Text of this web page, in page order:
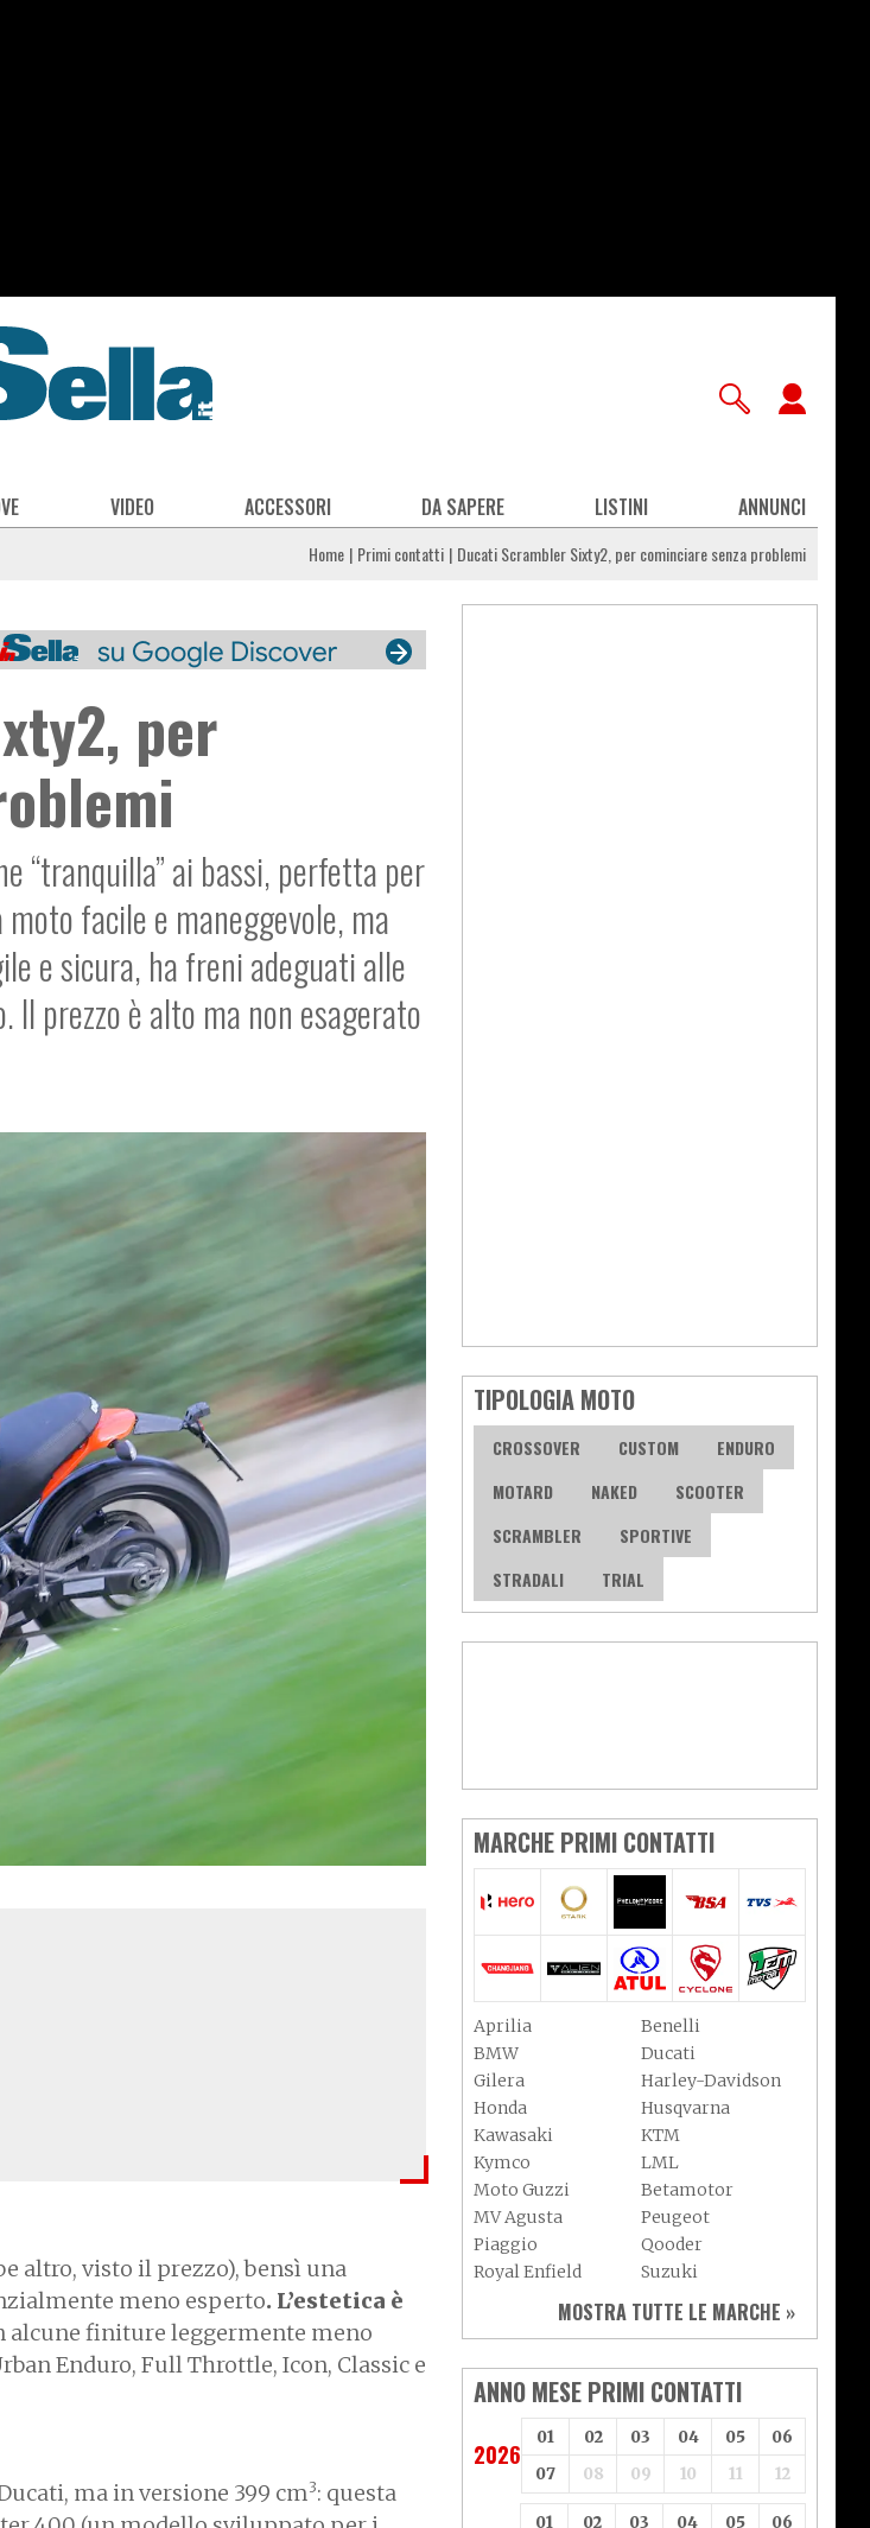
VIDEO ACCESSORI DA SAPERE LISTINI ANNUNCI
Home Primi contatti Ducati Scrambler Sixty2, per cominciare senza problemi
per
“tranquilla” ai bassi, perfetta per
facile e maneggevole, ma
e sicura, ha freni adeguati alle
Il prezzo è alto ma non esagerato
altro, visto il prezzo), bensì una
meno esperto. L’estetica è
alcune finiture leggermente meno
Enduro, Full Throttle, Icon, Classic e
ma in versione 399 cm3: questa
TIPOLOGIA MOTO
CROSSOVER CUSTOM
ENDURO
MOTARD
NAKED
SCOOTER
SCRAMBLER
SPORTIVE
STRADALI
TRIAL
MARCHE PRIMI CONTATTI
Aprilia
Benelli
BMW
Ducati
Gilera
Harley-Davidson
Honda
Husqvarna
Kawasaki
KTM
Kymco
LML
Moto Guzzi
Betamotor
MV Agusta
Peugeot
Piaggio
Qooder
Royal Enfield
Suzuki
Triumph
Yamaha
Aeon
Aspes
Axy
Baotian
MOSTRA TUTTE LE MARCHE »
ANNO MESE PRIMI CONTATTI
2026
01 02 03 04 05
06
07
08 09 10 11 12
01 02 03 04 05
06